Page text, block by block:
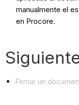
manualmente el
en Procore.
Firmar un